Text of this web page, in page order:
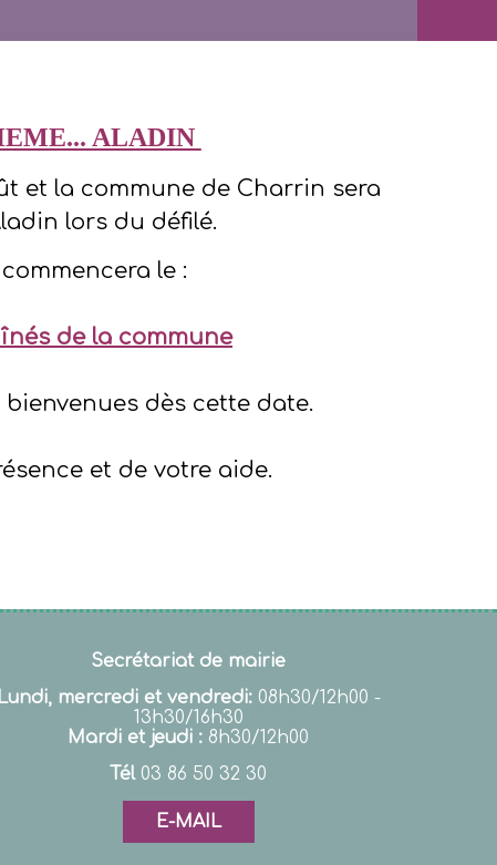
ALADIN
et la commune de Charrin sera
lors du défilé.
le :
de la commune
dès cette date.
et de votre aide.
Secrétariat de mairie
Lundi, mercredi et vendredi: 08h30/12h00 -
13h30/16h30
Mardi et jeudi : 8h30/12h00
Tél03 86 50 32 30
E-MAIL